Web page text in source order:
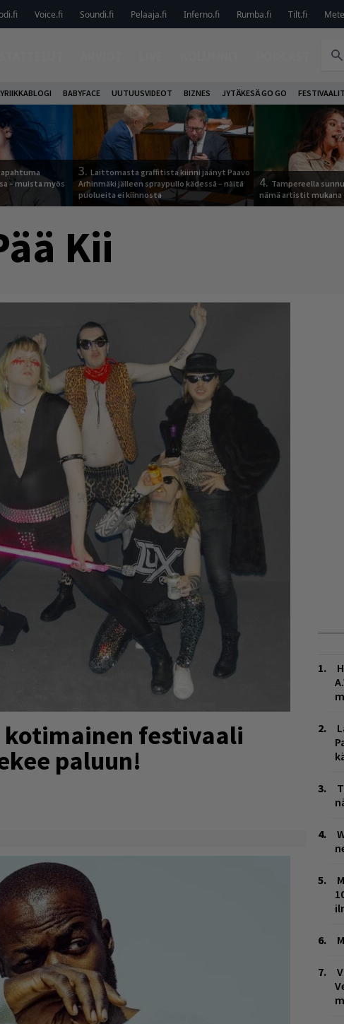
Voice.fi Soundi.fi Pelaaja.fi Inferno.fi Rumba.fi Tilt.fi
BABYFACE UUTUUSVIDEOT BIZNES JYTÄKESÄ GO GO FESTIVAALIT
– muista myös
3. Laittomasta graffitista kiinni jäänyt Paavo
Arhinmäki jälleen spraypullo kädessä – näitä
puolueita ei kiinnosta
4. Tampereella
nämä artistit mukana
Kii
kotimainen festivaali
paluun!